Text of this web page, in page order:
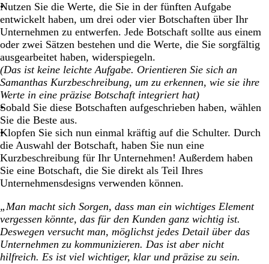
Nutzen Sie die Werte, die Sie in der fünften Aufgabe
entwickelt haben, um drei oder vier Botschaften über Ihr
Unternehmen zu entwerfen. Jede Botschaft sollte aus einem
oder zwei Sätzen bestehen und die Werte, die Sie sorgfältig
ausgearbeitet haben, widerspiegeln.
(Das ist keine leichte Aufgabe. Orientieren Sie sich an
Samanthas Kurzbeschreibung, um zu erkennen, wie sie ihre
Werte in eine präzise Botschaft integriert hat)
Sobald Sie diese Botschaften aufgeschrieben haben, wählen
Sie die Beste aus.
Klopfen Sie sich nun einmal kräftig auf die Schulter. Durch
die Auswahl der Botschaft, haben Sie nun eine
Kurzbeschreibung für Ihr Unternehmen! Außerdem haben
Sie eine Botschaft, die Sie direkt als Teil Ihres
Unternehmensdesigns verwenden können.
„Man macht sich Sorgen, dass man ein wichtiges Element
vergessen könnte, das für den Kunden ganz wichtig ist.
Deswegen versucht man, möglichst jedes Detail über das
Unternehmen zu kommunizieren. Das ist aber nicht
hilfreich. Es ist viel wichtiger, klar und präzise zu sein.